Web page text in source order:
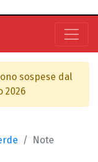
sospese dal
2026
Note